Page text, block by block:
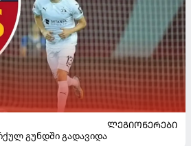
ᲚᲔᲒᲘᲝᲜᲔᲠᲔᲑᲘ
გუნდში გადავიდა